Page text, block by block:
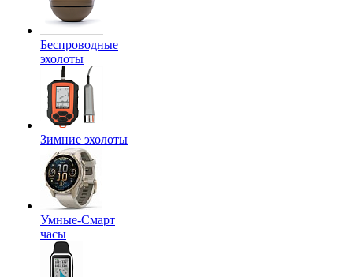
Беспроводные
эхолоты
Зимние эхолоты
Умные-Смарт
часы